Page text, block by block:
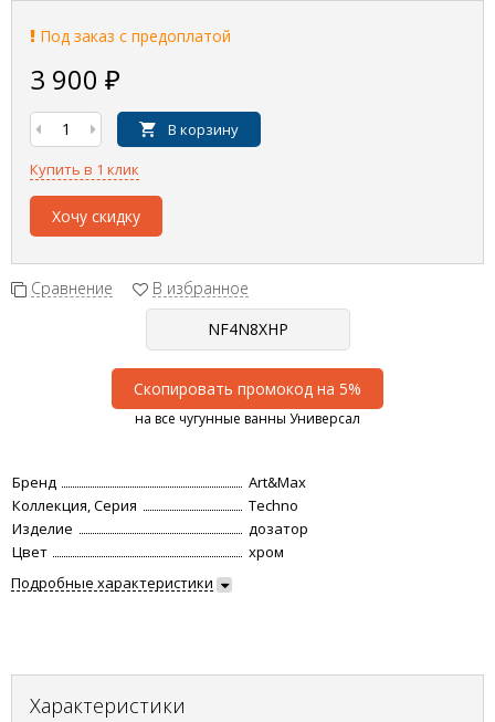
Под заказ с предоплатой
3 900 ₽
В корзину
Купить в 1 клик
Хочу скидку
Сравнение В избранное
Скопировать промокод на 5%
на все чугунные ванны Универсал
Бренд
Art&Max
Коллекция, Серия
Techno
Изделие
дозатор
Цвет
хром
Подробные характеристики
Характеристики